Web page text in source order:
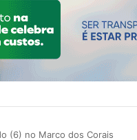
(6) no Marco dos Corais